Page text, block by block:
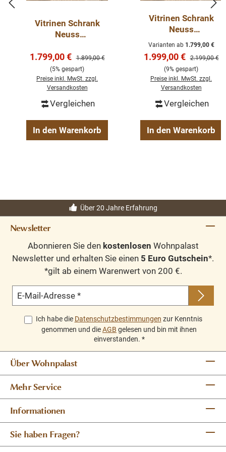
Massivholz
Eichenelemente
4 - Schiebetüren
4 - Schubladen
Softclose
persönliche Gegenstände im verglasten Bereich des
Sideboards zur Schau stellen.
Die Schiebetüren sind in Aluminiumschienen montiert,
gleiten sanft und erzeugen beinahe den Eindruck zu
schweben. Die Schubladen sind mit einer Soft-Closing-
Oberschranks bestehen aus Glas, was eine angenehme
Aussicht ermöglicht und den Schrank mit Licht
durchflutet.
Der Vitrinenschrank Neuss kann ebenfalls in sämtlichen
anderenRAL-Farben
angefertigt werden. Sie haben die
Möglichkeit, die Farbe zu wählen, die am besten zu Ihrer
Einrichtung passt. Sie können sogar die Außenseite und
Innenseite dieses Schranks in unterschiedlichen Farben
gestalten.
Dieses Modell ist in Breiten von 100 bis 300 cm
Vitrinen Schrank
Neuss
120 cm -
Buffetschrank
Größen & Varianten
wählbar
Verkaufspreis:
1.799,00 € Regulärer Preis:
1.899,00 €
(5% gespart)
Preise inkl. MwSt. zzgl.
Versandkosten
Vergleichen
In den Warenkorb
Vitrinen Schrank
Neuss
zementgraueiche ab
120 cm -
Buffetschrank
Größen & Varianten
wählbar
Varianten ab1.799,00 €
Verkaufspreis:
1.999,00 € Regulärer
2.199,00 €
(9% gespart)
Preise inkl. MwSt. zzgl.
Versandkosten
Vergleichen
In den Warenkorb
Über 20 Jahre Erfahrung
Newsletter
Abonnieren Sie den kostenlosen Wohnpalast
Newsletter und erhalten Sie einen 5 Euro Gutschein*.
*gilt ab einem Warenwert von 200 €.
E-Mail-Adresse *
Ich habe die Datenschutzbestimmungen zur Kenntnis
genommen und dieAGB gelesen und bin mit ihnen
einverstanden. *
Über Wohnpalast
Mehr Service
Informationen
Sie haben Fragen?